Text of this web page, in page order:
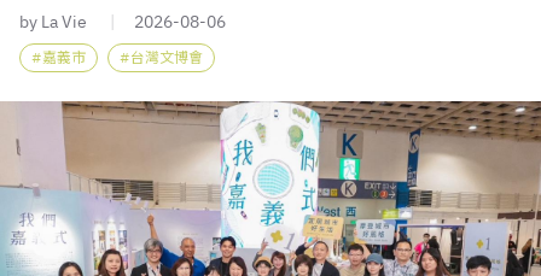
by La Vie 2026-08-06
嘉義市 台灣文博會